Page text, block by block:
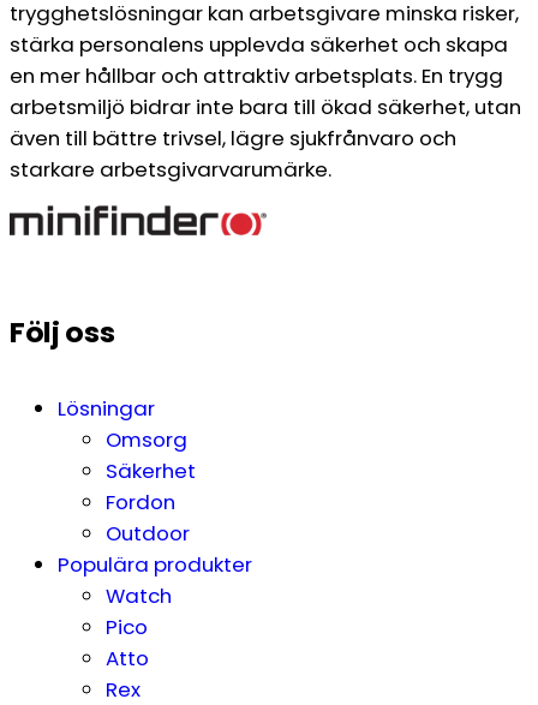
trygghetslösningar kan arbetsgivare minska risker,
stärka personalens upplevda säkerhet och skapa
en mer hållbar och attraktiv arbetsplats. En trygg
arbetsmiljö bidrar inte bara till ökad säkerhet, utan
även till bättre trivsel, lägre sjukfrånvaro och
starkare arbetsgivarvarumärke.
Följ oss
Lösningar
Omsorg
Säkerhet
Fordon
Outdoor
Populära produkter
Watch
Pico
Atto
Rex